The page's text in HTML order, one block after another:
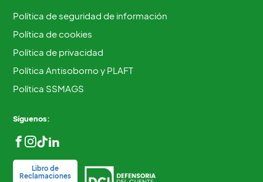
Política de seguridad de información
Política de cookies
Política de privacidad
Política Antisoborno y PLAFT
Política SSMAGS
Síguenos:
Libro de
Reclamaciones